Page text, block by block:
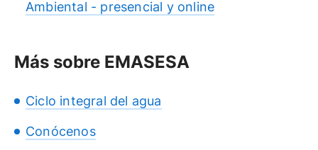
Ambiental - presencial y online
Más sobre EMASESA
Ciclo integral del agua
Conócenos